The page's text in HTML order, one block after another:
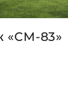
«СМ-83»